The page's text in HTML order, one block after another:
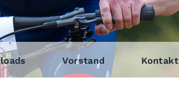
Vorstand Kontakt